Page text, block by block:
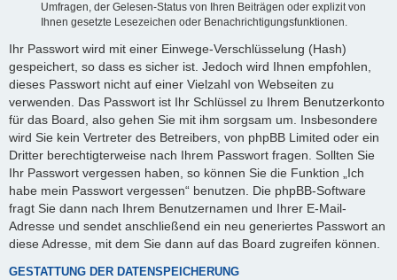
Umfragen, der Gelesen-Status von Ihren Beiträgen oder explizit von
Ihnen gesetzte Lesezeichen oder Benachrichtigungsfunktionen.
Ihr Passwort wird mit einer Einwege-Verschlüsselung (Hash)
gespeichert, so dass es sicher ist. Jedoch wird Ihnen empfohlen,
dieses Passwort nicht auf einer Vielzahl von Webseiten zu
verwenden. Das Passwort ist Ihr Schlüssel zu Ihrem Benutzerkonto
für das Board, also gehen Sie mit ihm sorgsam um. Insbesondere
wird Sie kein Vertreter des Betreibers, von phpBB Limited oder ein
Dritter berechtigterweise nach Ihrem Passwort fragen. Sollten Sie
Ihr Passwort vergessen haben, so können Sie die Funktion „Ich
habe mein Passwort vergessen“ benutzen. Die phpBB-Software
fragt Sie dann nach Ihrem Benutzernamen und Ihrer E-Mail-
Adresse und sendet anschließend ein neu generiertes Passwort an
diese Adresse, mit dem Sie dann auf das Board zugreifen können.
GESTATTUNG DER DATENSPEICHERUNG